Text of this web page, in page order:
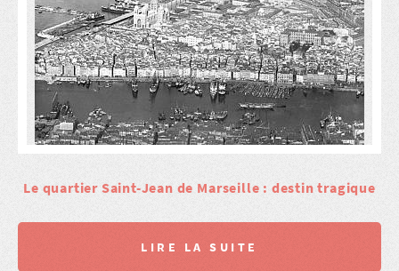
Le quartier Saint-Jean de Marseille : destin tragique
LIRE LA SUITE